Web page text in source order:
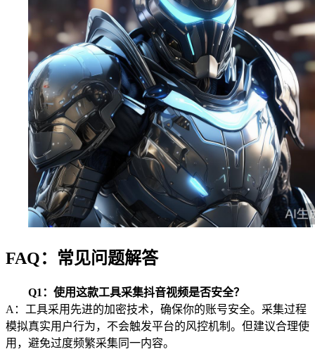
FAQ：常见问题解答
Q1：使用这款工具采集抖音视频是否安全？
A：工具采用先进的加密技术，确保你的账号安全。采集过程
模拟真实用户行为，不会触发平台的风控机制。但建议合理使
用，避免过度频繁采集同一内容。